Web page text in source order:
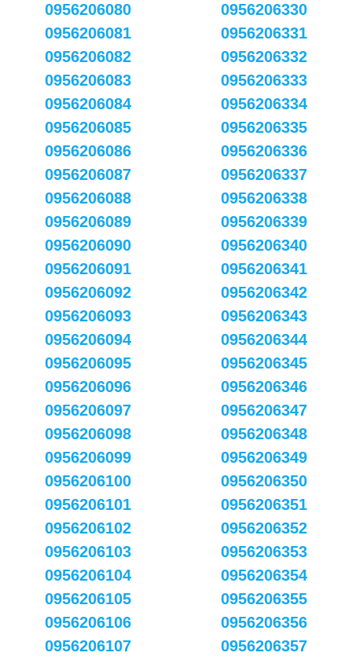
0956206080
0956206081
0956206082
0956206083
0956206084
0956206085
0956206086
0956206087
0956206088
0956206089
0956206090
0956206091
0956206092
0956206093
0956206094
0956206095
0956206096
0956206097
0956206098
0956206099
0956206100
0956206101
0956206102
0956206103
0956206104
0956206105
0956206106
0956206107
0956206330
0956206331
0956206332
0956206333
0956206334
0956206335
0956206336
0956206337
0956206338
0956206339
0956206340
0956206341
0956206342
0956206343
0956206344
0956206345
0956206346
0956206347
0956206348
0956206349
0956206350
0956206351
0956206352
0956206353
0956206354
0956206355
0956206356
0956206357